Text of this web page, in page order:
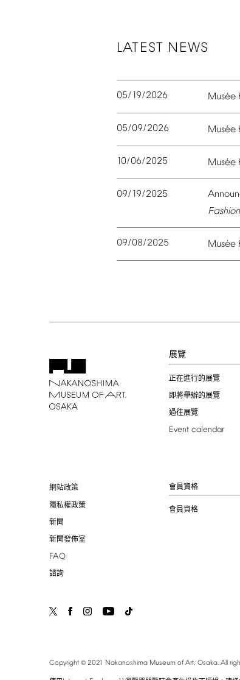
LATEST NEWS
05/19/2026 Musée
05/09/2026 Musée
10/06/2025 Musée
09/19/2025
09/08/2025 Musée
展覽
正在進行的展覽
即將舉辦的展覽
過往展覽
Event calendar
網站政策
隱私權政策
新聞
新聞發佈室
FAQ
諮詢
會員資格
會員資格
Copyright© 2021 Nakanoshima Museum of Art, Osaka. All